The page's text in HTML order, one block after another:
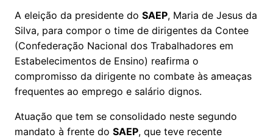
A eleição da presidente do SAEP, Maria de Jesus da
Silva, para compor o time de dirigentes da Contee
(Confederação Nacional dos Trabalhadores em
Estabelecimentos de Ensino) reafirma o
compromisso da dirigente no combate às ameaças
frequentes ao emprego e salário dignos.
Atuação que tem se consolidado neste segundo
mandato à frente do SAEP, que teve recente